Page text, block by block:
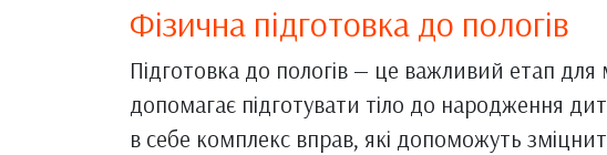
Фізична підготовка до пологів
Підготовка до пологів — це важливий етап для
допомагає підготувати тіло до народження
в себе комплекс вправ, які допоможуть